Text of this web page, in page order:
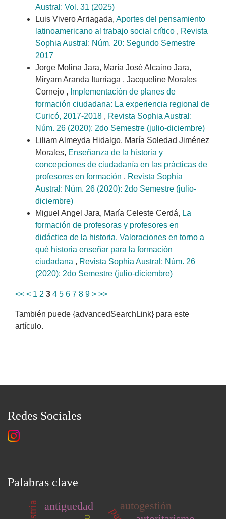
Austral: Vol. 31 (2025)
Luis Vivero Arriagada, Aportes del pensamiento
latinoamericano al trabajo social crítico , Revista
Sophia Austral: Núm. 20: Segundo Semestre
2017
Jorge Molina Jara, María José Alcaino Jara,
Miryam Aranda Iturriaga , Jacqueline Morales
Cornejo , Implementación de planes de
formación ciudadana: La experiencia regional de
Curicó, 2017-2018 , Revista Sophia Austral:
Núm. 26 (2020): 2do Semestre (julio-diciembre)
Liliam Almeyda Hidalgo, María Soledad Jiménez
Morales, Enseñanza de la historia y
concepciones de ciudadanía en las prácticas de
profesores en formación , Revista Sophia
Austral: Núm. 26 (2020): 2do Semestre (julio-
diciembre)
Miguel Angel Jara, María Celeste Cerdá, La
formación de profesoras y profesores en
didáctica de la historia. Valoraciones en torno a
qué historia enseñar para la formación
ciudadana , Revista Sophia Austral: Núm. 26
(2020): 2do Semestre (julio-diciembre)
<< < 1 2 3 4 5 6 7 8 9 > >>
También puede {advancedSearchLink} para este
artículo.
Redes Sociales
Palabras clave
antiguedad autogestión